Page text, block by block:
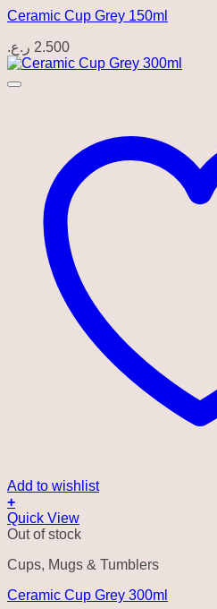
Ceramic Cup Grey 150ml
2.500 ر.ع.
Add to wishlist
+
Quick View
Out of stock
Cups, Mugs & Tumblers
Ceramic Cup Grey 300ml